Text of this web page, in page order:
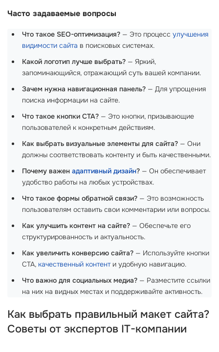
Часто задаваемые вопросы
Что такое SEO-оптимизация? — Это процесс улучшения
видимости сайта в поисковых системах.
Какой логотип лучше выбрать? — Яркий,
запоминающийся, отражающий суть вашей компании.
Зачем нужна навигационная панель? — Для упрощения
поиска информации на сайте.
Что такое кнопки CTA? — Это кнопки, призывающие
пользователей к конкретным действиям.
Как выбрать визуальные элементы для сайта? — Они
должны соответствовать контенту и быть качественными.
Почему важен адаптивный дизайн? — Он обеспечивает
удобство работы на любых устройствах.
Что такое формы обратной связи? — Это возможность
пользователям оставить свои комментарии или вопросы.
Как улучшить контент на сайте? — Обеспечьте его
структурированность и актуальность.
Как увеличить конверсию сайта? — Используйте кнопки
CTA, качественный контенти удобную навигацию.
Что важно для социальных медиа? — Разместите ссылки
на них на видных местах и поддерживайте активность.
Как выбрать правильный макет сайта?
Советы от экспертов IT-компании